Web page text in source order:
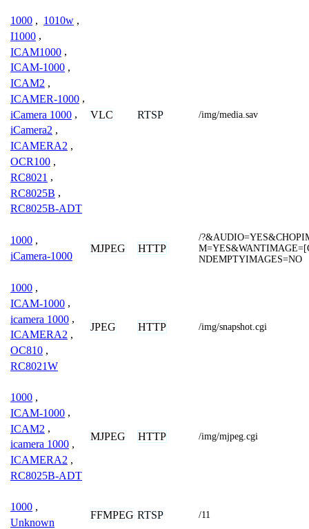
1000 , 1010w ,
I1000 ,
ICAM1000 ,
ICAM-1000 ,
ICAM2 ,
ICAMER-1000 ,
iCamera 1000 ,
iCamera2 ,
ICAMERA2 ,
OCR100 ,
RC8021 ,
RC8025B ,
RC8025B-ADT
VLC RTSP /img/media.sav
1000 ,
iCamera-1000
MJPEG HTTP
/
NDEMPTYIMAGES=NO
1000 ,
ICAM-1000 ,
icamera 1000 ,
ICAMERA2 ,
OC810 ,
RC8021W
JPEG HTTP /img/snapshot.cgi
1000 ,
ICAM-1000 ,
ICAM2 ,
icamera 1000 ,
ICAMERA2 ,
RC8025B-ADT
MJPEG HTTP /img/mjpeg.cgi
1000 ,
Unknown
FFMPEG RTSP /11